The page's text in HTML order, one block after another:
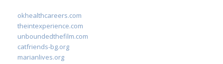
okhealthcareers.com
theintexperience.com
unboundedthefilm.com
catfriends-bg.org
marianlives.org